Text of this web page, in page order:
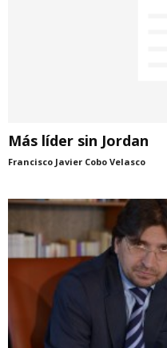
Más líder sin Jordan
Francisco Javier Cobo Velasco